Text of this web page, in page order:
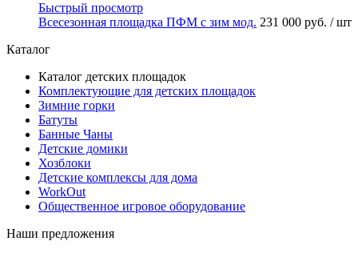
Быстрый просмотр
Всесезонная площадка ПФМ с зим мод. 231 000 руб. / шт
Каталог
Каталог детских площадок
Комплектующие для детских площадок
Зимние горки
Батуты
Банные Чаны
Детские домики
Хозблоки
Детские комплексы для дома
WorkOut
Общественное игровое оборудование
Наши предложения